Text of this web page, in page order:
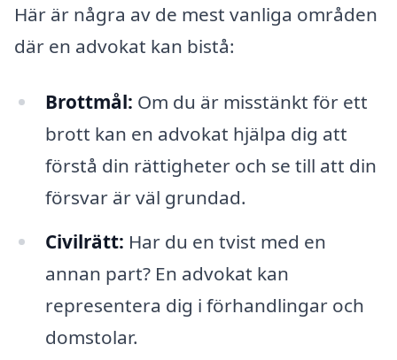
Här är några av de mest vanliga områden
där en advokat kan bistå:
Brottmål: Om du är misstänkt för ett
brott kan en advokat hjälpa dig att
förstå din rättigheter och se till att din
försvar är väl grundad.
Civilrätt: Har du en tvist med en
annan part? En advokat kan
representera dig i förhandlingar och
domstolar.